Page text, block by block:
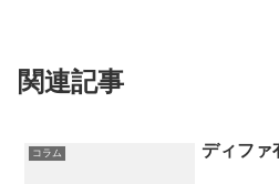
関連記事
コラム ディファ